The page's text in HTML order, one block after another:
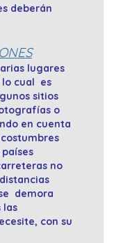
deberán
lugares
lo cual es
sitios
o
en cuenta
no
demora
las
con su